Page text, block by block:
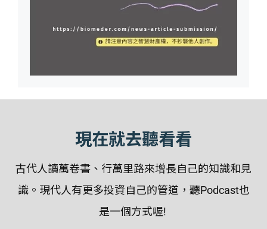
現在就去聽看看
古代人讀萬卷書、行萬里路來增長自己的知識和見
識。現代人有更多投資自己的管道，聽Podcast也
是一個方式喔!